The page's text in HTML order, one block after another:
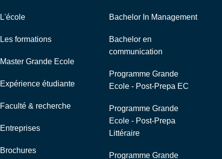
L'école
Les formations
Master Grande Ecole
Expérience étudiante
Faculté & recherche
Entreprises
Brochures
Bachelor In Management
Bachelor en
communication
Programme Grande
Ecole - Post-Prepa EC
Programme Grande
Ecole - Post-Prepa
Littéraire
Programme Grande